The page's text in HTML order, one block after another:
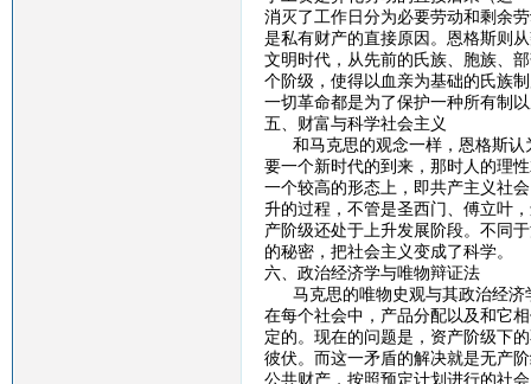
消灭了工作日分为必要劳动和剩余
是私有财产的直接原因。恩格斯则
文明时代，从先前的氏族、胞族、
个阶级，使得以血亲为基础的氏族
一切革命都是为了保护一种所有制
五、财富与科学社会主义
和马克思的观念一样，恩格斯认
要一个新时代的到来，那时人的理
一个较高的形态上，即共产主义社
升的过程，不管是圣西门、傅立叶
产阶级还处于上升发展阶段。不同
的秘密，把社会主义变成了科学。
六、政治经济学与唯物辩证法
马克思的唯物史观与其政治经济
在每个社会中，产品分配以及和它
定的。现在的问题是，资产阶级下
彼伏。而这一矛盾的解决就是无产
公共财产，按照预定计划进行的社